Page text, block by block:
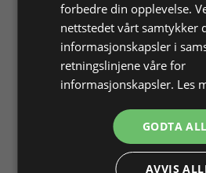
Varenr. 216870
På lager
Info
forbedre din opplevelse.
nettstedet vårt samtykker
informasjonskapsler i
retningslinjene våre for
informasjonskapsler. Les
GODTA
AVVIS